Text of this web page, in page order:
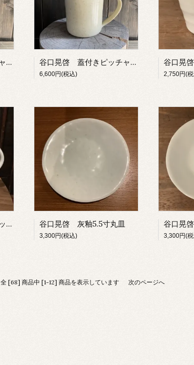
谷口晃啓 蓋付きピッチャー・D 谷口晃啓 蓋付きピッチャー・E
6,600円(税込) 2,750円(
谷口晃啓 しのぎマグカップ・A 谷口晃啓 灰釉5.5寸丸皿
3,300円(税込)
谷口晃
3,300円(
全 [68] 商品中 [1-12] 商品を表示しています 次のページへ